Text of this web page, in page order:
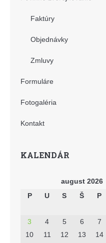
Faktúry
Objednávky
Zmluvy
Formuláre
Fotogaléria
Kontakt
KALENDÁR
august 2026
P
U S Š P
3
4 5 6 7
10
11 12 13 14